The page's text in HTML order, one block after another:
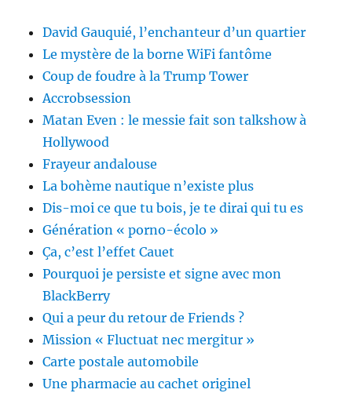
David Gauquié, l’enchanteur d’un quartier
Le mystère de la borne WiFi fantôme
Coup de foudre à la Trump Tower
Accrobsession
Matan Even : le messie fait son talkshow à
Hollywood
Frayeur andalouse
La bohème nautique n’existe plus
Dis-moi ce que tu bois, je te dirai qui tu es
Génération « porno-écolo »
Ça, c’est l’effet Cauet
Pourquoi je persiste et signe avec mon
BlackBerry
Qui a peur du retour de Friends ?
Mission « Fluctuat nec mergitur »
Carte postale automobile
Une pharmacie au cachet originel